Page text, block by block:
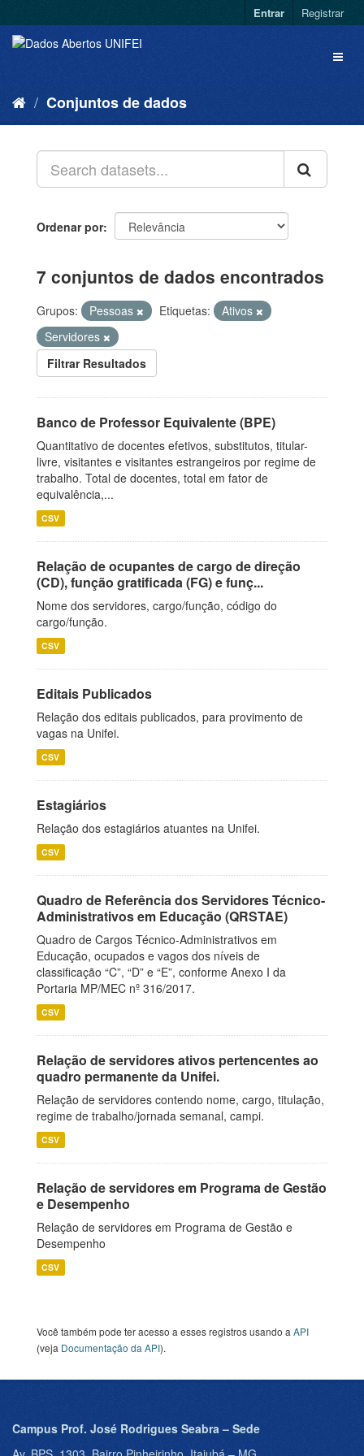
Entrar Registrar
Conjuntos de dados
Ordenar por
7 conjuntos de dados encontrados
Grupos: Pessoas Etiquetas:
Ativos
Servidores
Filtrar Resultados
Banco de Professor Equivalente (BPE)
Quantitativo de docentes efetivos, substitutos, titular-
livre, visitantes e visitantes estrangeiros por regime de
trabalho. Total de docentes, total em fator de
equivalência,...
CSV
Relação de ocupantes de cargo de direção
(CD), função gratificada (FG) e funç...
Nome dos servidores, cargo/função, código do
cargo/função.
CSV
Editais Publicados
Relação dos editais publicados, para provimento de
vagas na Unifei.
CSV
Estagiários
Relação dos estagiários atuantes na Unifei.
CSV
Quadro de Referência dos Servidores Técnico-
Administrativos em Educação (QRSTAE)
Quadro de Cargos Técnico-Administrativos em
Educação, ocupados e vagos dos níveis de
classificação “C”, “D” e “E”, conforme Anexo I da
Portaria MP/MEC nº 316/2017.
CSV
Relação de servidores ativos pertencentes ao
quadro permanente da Unifei.
Relação de servidores contendo nome, cargo, titulação,
regime de trabalho/jornada semanal, campi.
CSV
Relação de servidores em Programa de Gestão
e Desempenho
Relação de servidores em Programa de Gestão e
Desempenho
CSV
Você também pode ter acesso a esses registros usando a API
(veja Documentação da API).
Campus Prof. José Rodrigues Seabra – Sede